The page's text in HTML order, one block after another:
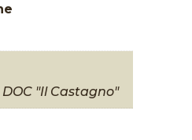
"Il Castagno"